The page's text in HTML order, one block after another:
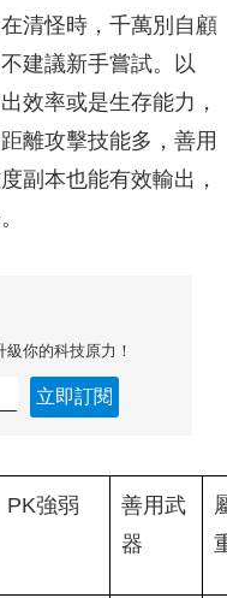
清怪時，千萬別自顧
建議新手嘗試。以
效率或是生存能力，
離攻擊技能多，善用
副本也能有效輸出，
你的科技原力！
立即訂閱
PK強弱
善用武
器